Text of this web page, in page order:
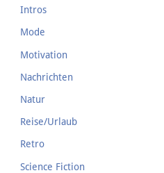
Intros
Mode
Motivation
Nachrichten
Natur
Reise/Urlaub
Retro
Science Fiction